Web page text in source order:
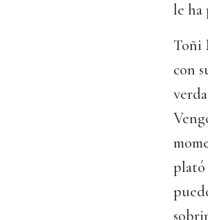
le ha
Toñi
con
plató